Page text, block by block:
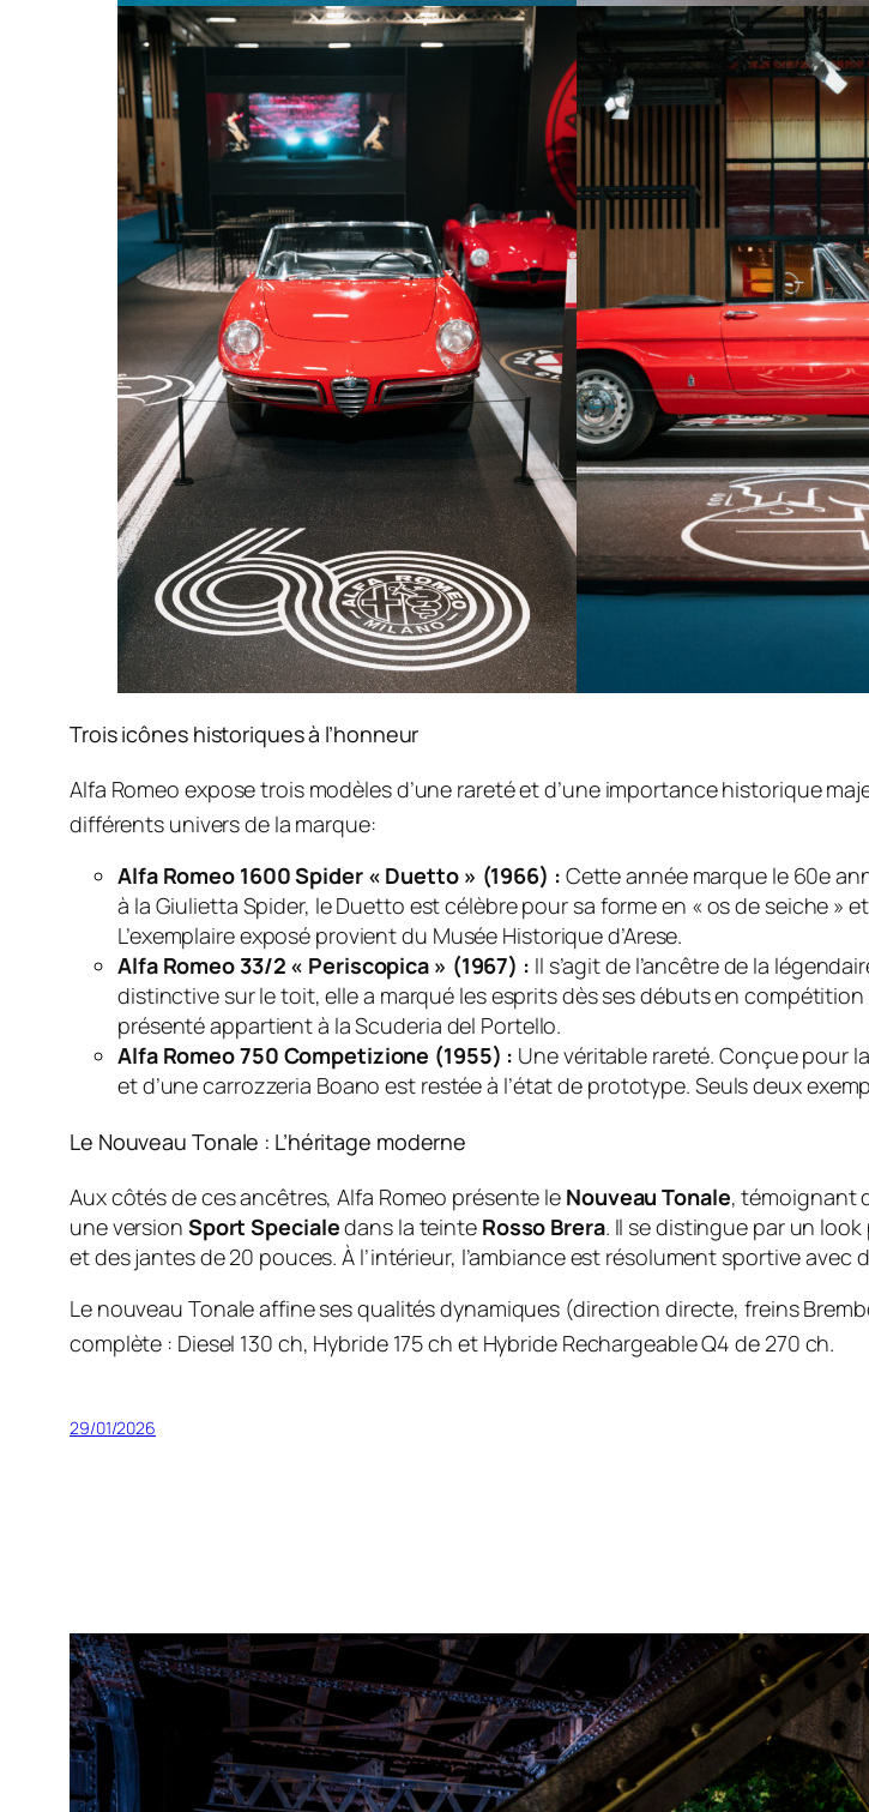
Trois icônes historiques à l’honneur
Alfa Romeo expose trois modèles d’une rareté et d’une importance historique
différents univers de la marque:
Alfa Romeo 1600 Spider « Duetto » (1966) : Cette année marque le 60e
à la Giulietta Spider, le Duetto est célèbre pour sa forme en « os de seiche »
L’exemplaire exposé provient du Musée Historique d’Arese.
Alfa Romeo 33/2 « Periscopica » (1967) : Il s’agit de l’ancêtre de la
distinctive sur le toit, elle a marqué les esprits dès ses débuts en
présenté appartient à la Scuderia del Portello.
Alfa Romeo 750 Competizione (1955) : Une véritable rareté. Conçue pour
et d’une carrozzeria Boano est restée à l’état de prototype. Seuls deux
Le Nouveau Tonale : L’héritage moderne
Aux côtés de ces ancêtres, Alfa Romeo présente le Nouveau Tonale, témoignant
une version Sport Specialedans la teinte Rosso Brera. Il se distingue par un
et des jantes de 20 pouces. À l’intérieur, l’ambiance est résolument sportive
Le nouveau Tonale affine ses qualités dynamiques (direction directe, freins
complète : Diesel 130 ch, Hybride 175 ch et Hybride Rechargeable Q4 de 270 ch.
29/01/2026